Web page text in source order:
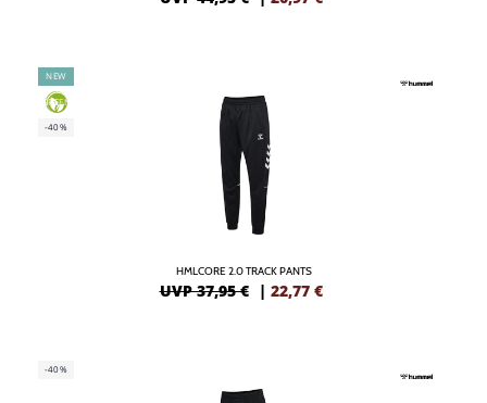
NEW
GREEN
-40%
HMLCORE 2.0 TRACK PANTS
UVP 37,95 € | 22,77 €
-40%